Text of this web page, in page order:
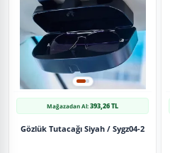
Mağazadan Al:393,26 TL
Gözlük Tutacağı Siyah / Sygz04-2